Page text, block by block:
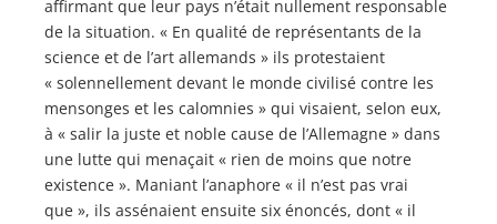
affirmant que leur pays n’était nullement responsable
de la situation. « En qualité de représentants de la
science et de l’art allemands » ils protestaient
« solennellement devant le monde civilisé contre les
mensonges et les calomnies » qui visaient, selon eux,
à « salir la juste et noble cause de l’Allemagne » dans
une lutte qui menaçait « rien de moins que notre
existence ». Maniant l’anaphore « il n’est pas vrai
que », ils assénaient ensuite six énoncés, dont « il